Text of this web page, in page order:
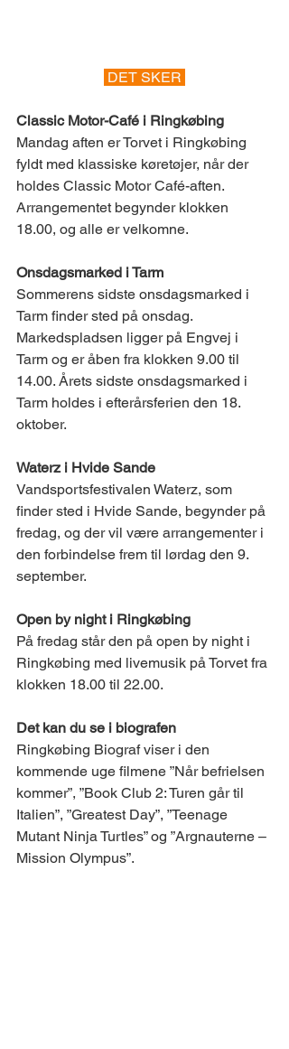
DET SKER
Classic Motor-Café i Ringkøbing
Mandag aften er Torvet i Ringkøbing
fyldt med klassiske køretøjer, når der
holdes Classic Motor Café-aften.
Arrangementet begynder klokken
18.00, og alle er velkomne.
Onsdagsmarked i Tarm
Sommerens sidste onsdagsmarked i
Tarm finder sted på onsdag.
Markedspladsen ligger på Engvej i
Tarm og er åben fra klokken 9.00 til
14.00. Årets sidste onsdagsmarked i
Tarm holdes i efterårsferien den 18.
oktober.
Waterz i Hvide Sande
Vandsportsfestivalen Waterz, som
finder sted i Hvide Sande, begynder på
fredag, og der vil være arrangementer i
den forbindelse frem til lørdag den 9.
september.
Open by night i Ringkøbing
På fredag står den på open by night i
Ringkøbing med livemusik på Torvet fra
klokken 18.00 til 22.00.
Det kan du se i biografen
Ringkøbing Biograf viser i den
kommende uge filmene ”Når befrielsen
kommer”, ”Book Club 2: Turen går til
Italien”, ”Greatest Day”, ”Teenage
Mutant Ninja Turtles” og ”Argnauterne –
Mission Olympus”.